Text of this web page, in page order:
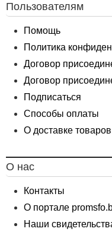
Пользователям
Помощь
Политика
Договор
Договор
Подписаться
Способы оплаты
О доставке товаров
О нас
Контакты
О портале
Наши